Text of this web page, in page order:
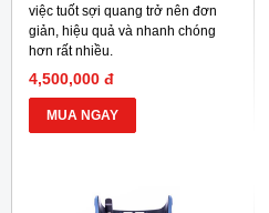
việc tuốt sợi quang trở nên đơn
giản, hiệu quả và nhanh chóng
hơn rất nhiều.
4,500,000 đ
MUA NGAY